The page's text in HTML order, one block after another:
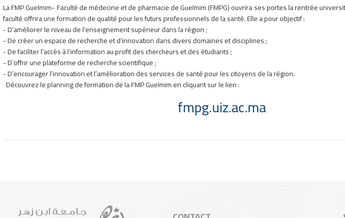
La FMP Guelmim- Faculté de médecine et de pharmacie de Guelmim (FMPG) ouvrira ses portes la rentrée
faculté offrira une formation de qualité pour les futurs professionnels de la santé. Elle a pour objectif :
- D’améliorer le niveau de l’enseignement supérieur dans la région ;
- De créer un espace de recherche et d’innovation dans divers domaines et disciplines ;
- De faciliter l’accès à l’information au profit des chercheurs et des étudiants ;
- D’offrir une plateforme de recherche scientifique ;
- D’encourager l’innovation et l’amélioration des services de santé pour les citoyens de la région.
Découvrez le planning de formation de la FMP Guelmim en cliquant sur le lien :
fmpg.uiz.ac.ma